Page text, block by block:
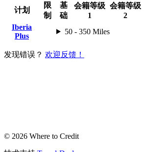
计划
限
制
基
础
会籍等级
1
会籍等级
2
Iberia
Plus
50 - 350 Miles
发现错误？ 欢迎反馈！
© 2026 Where to Credit